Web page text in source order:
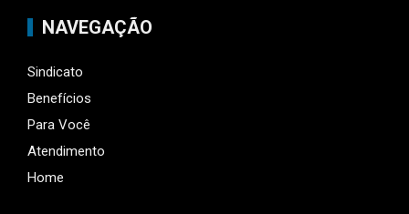
NAVEGAÇÃO
Sindicato
Benefícios
Para Você
Atendimento
Home